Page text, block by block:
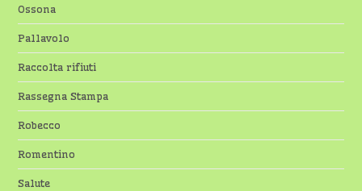
Ossona
Pallavolo
Raccolta rifiuti
Rassegna Stampa
Robecco
Romentino
Salute